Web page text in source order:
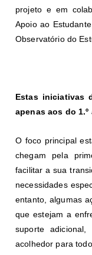
projeto e em
Apoio ao
Observatório do
Estas iniciativas
apenas aos do
O foco principal
chegam pela
facilitar a sua
necessidades
entanto, algumas
que estejam a
suporte
acolhedor para